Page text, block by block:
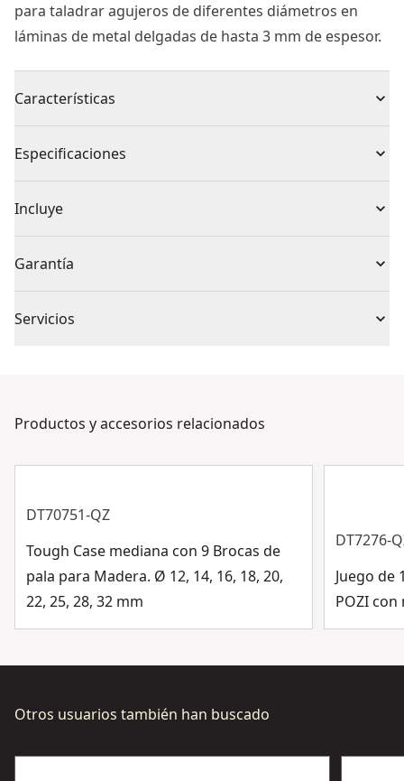
para taladrar agujeros de diferentes diámetros en
láminas de metal delgadas de hasta 3 mm de espesor.
Características
34 mm, adecuado para acero de construcción, metales
paredes delgadas de hasta 3 mm
La geometría optimizada ayuda a penetrar el material
más rápido, logrando una perforación precisa
Revestimiento de titanio para mayor resistencia al
desgaste, resistencia a la corrosión y hasta 2 veces
Especificaciones
Tipo de producto Broca Escalonada
Individual o
conjunto
Tipo de bit
Ver más
Incluye
25 mm de impacto
Garantía
Servicios
formulario o teléfono.
Productos y accesorios relacionados
DT70751-QZ
Tough Case mediana con 9 Brocas de
pala para Madera. Ø 12, 14, 16, 18, 20,
22, 25, 28, 32 mm
DT7276-
Juego de
POZI
Otros usuarios también han buscado